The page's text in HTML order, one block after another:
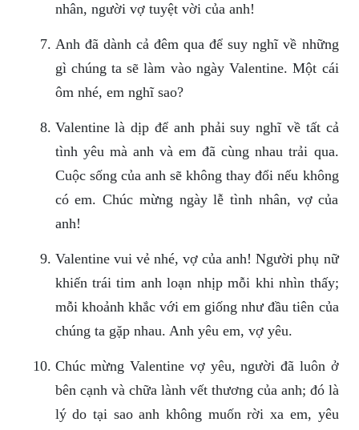
nhân, người vợ tuyệt vời của anh!
Anh đã dành cả đêm qua để suy nghĩ về những
gì chúng ta sẽ làm vào ngày Valentine. Một cái
ôm nhé, em nghĩ sao?
Valentine là dịp để anh phải suy nghĩ về tất cả
tình yêu mà anh và em đã cùng nhau trải qua.
Cuộc sống của anh sẽ không thay đổi nếu không
có em. Chúc mừng ngày lễ tình nhân, vợ của
anh!
Valentine vui vẻ nhé, vợ của anh! Người phụ nữ
khiến trái tim anh loạn nhịp mỗi khi nhìn thấy;
mỗi khoảnh khắc với em giống như đầu tiên của
chúng ta gặp nhau. Anh yêu em, vợ yêu.
Chúc mừng Valentine vợ yêu, người đã luôn ở
bên cạnh và chữa lành vết thương của anh; đó là
lý do tại sao anh không muốn rời xa em, yêu